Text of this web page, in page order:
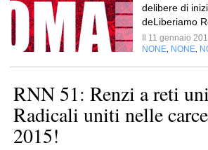
delibere di
deLiberiamo
Il 11 gennaio
NONE NONE
RNN 51: Renzi a reti
Radicali uniti nelle
2015!